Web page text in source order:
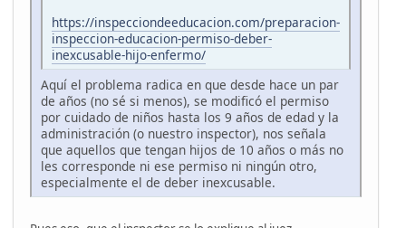
https://inspecciondeeducacion.com/preparacion-
inspeccion-educacion-permiso-deber-
inexcusable-hijo-enfermo/
Aquí el problema radica en que desde hace un par
de años (no sé si menos), se modificó el permiso
por cuidado de niños hasta los 9 años de edad y la
administración (o nuestro inspector), nos señala
que aquellos que tengan hijos de 10 años o más no
les corresponde ni ese permiso ni ningún otro,
especialmente el de deber inexcusable.